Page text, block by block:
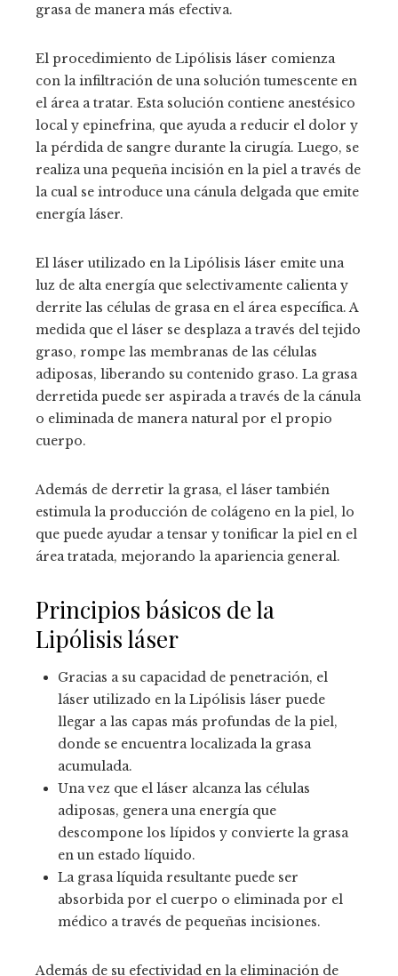
grasa de manera más efectiva.
El procedimiento de Lipólisis láser comienza
con la infiltración de una solución tumescente en
el área a tratar. Esta solución contiene anestésico
local y epinefrina, que ayuda a reducir el dolor y
la pérdida de sangre durante la cirugía. Luego, se
realiza una pequeña incisión en la piel a través de
la cual se introduce una cánula delgada que emite
energía láser.
El láser utilizado en la Lipólisis láser emite una
luz de alta energía que selectivamente calienta y
derrite las células de grasa en el área específica. A
medida que el láser se desplaza a través del tejido
graso, rompe las membranas de las células
adiposas, liberando su contenido graso. La grasa
derretida puede ser aspirada a través de la cánula
o eliminada de manera natural por el propio
cuerpo.
Además de derretir la grasa, el láser también
estimula la producción de colágeno en la piel, lo
que puede ayudar a tensar y tonificar la piel en el
área tratada, mejorando la apariencia general.
Principios básicos de la
Lipólisis láser
Gracias a su capacidad de penetración, el
láser utilizado en la Lipólisis láser puede
llegar a las capas más profundas de la piel,
donde se encuentra localizada la grasa
acumulada.
Una vez que el láser alcanza las células
adiposas, genera una energía que
descompone los lípidos y convierte la grasa
en un estado líquido.
La grasa líquida resultante puede ser
absorbida por el cuerpo o eliminada por el
médico a través de pequeñas incisiones.
Además de su efectividad en la eliminación de